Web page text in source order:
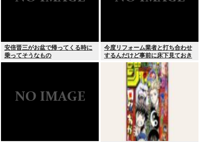
安倍晋三がお盆で帰ってくる時に
乗ってそうなもの
今度リフォーム業者と打ち合わせ
するんだけど事前に床下見ておき
たいって言われたんだけどそうい
うものなの？